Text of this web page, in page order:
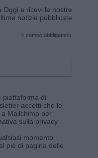
Oggi e ricevi le nostre
notizie pubblicate
* campo obbligatorio
piattaforma di
accetti che le
Mailchimp per
sulla privacy
momento
piè di pagina delle